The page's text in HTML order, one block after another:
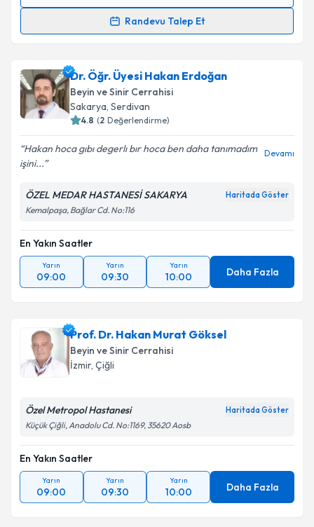
Randevu Talep Et
takvim hazırlandığında e-posta ile bilgilendireceğiz.
E-posta Adresiniz
'ni okudum ve kişisel verilerimin belirtilen
kapsamda işlenmesini kabul ediyorum.
Dr. Öğr. Üyesi Hakan Erdoğan
Beyin ve Sinir Cerrahisi
Sakarya, Serdivan
4.8 (2 Değerlendirme)
Hakan hoca gıbı degerlı bır hoca ben daha tanımadım
işini...
Devamı
ÖZEL MEDAR HASTANESİ SAKARYA Haritada Göster
Kemalpaşa, Bağlar Cd. No:116
En Yakın Saatler
Yarın
09:00
Yarın
09:30
Yarın
10:00 Daha Fazla
Prof. Dr. Hakan Murat Göksel
Beyin ve Sinir Cerrahisi
İzmir, Çiğli
Özel Metropol Hastanesi Haritada Göster
Küçük Çiğli, Anadolu Cd. No:1169, 35620 Aosb
En Yakın Saatler
Yarın
09:00
Yarın
09:30
Yarın
10:00 Daha Fazla